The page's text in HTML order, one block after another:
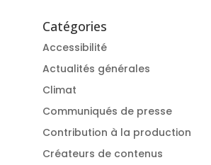
Catégories
Accessibilité
Actualités générales
Climat
Communiqués de presse
Contribution à la production
Créateurs de contenus